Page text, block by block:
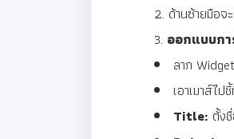
ด้านซ้ายมือจ
ออกแบบก
ลาก
เอาเมาส์ไ
Title: ตั้ง